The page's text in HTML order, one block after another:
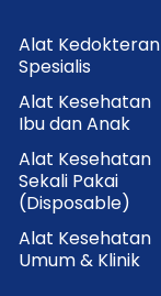
Alat Kedokteran
Spesialis
Alat Kesehatan
Ibu dan Anak
Alat Kesehatan
Sekali Pakai
(Disposable)
Alat Kesehatan
Umum & Klinik